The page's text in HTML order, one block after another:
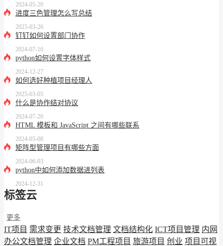
2024-05-20
进度三色管理怎么写总结
2025-03-26
钉钉如何设置部门协作
2024-07-16
python如何设置字体样式
2024-12-27
如何选好种植项目经理人
2025-03-05
什么是协作结对协议
2024-07-20
HTML 模板和 JavaScript 之间有哪些联系
2024-05-08
矩阵型管理项目有哪些方面
2024-06-03
python中如何添加数据进列表
2024-12-31
标签云
更多
IT项目 需求变更 技术文档管理 文档结构化 ICT项目管理 内网
办公文档管理 企业文档 PM工程项目 旅游项目 创业 项目可视